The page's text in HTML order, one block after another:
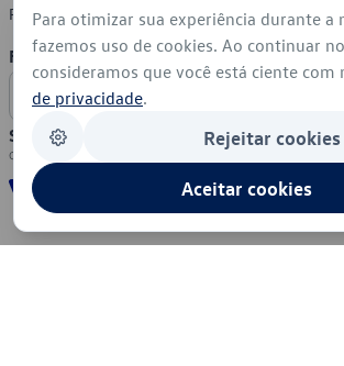
Política de Cookies
Formas de Pagamento
Segurança
Para otimizar sua experiência durante a
fazemos uso de cookies. Ao continuar
consideramos que você está ciente com
de privacidade.
Rejeitar cookies
Aceitar cookies